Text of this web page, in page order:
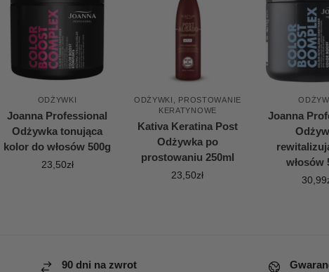
ODŻYWKI
Joanna Professional
Odżywka tonująca
kolor do włosów 500g
23,50zł
ODŻYWKI
PROSTOWANIE
KERATYNOWE
Kativa Keratina Post
Odżywka po
prostowaniu 250ml
23,50zł
Joanna
włosów
30,99
90 dni na zwrot